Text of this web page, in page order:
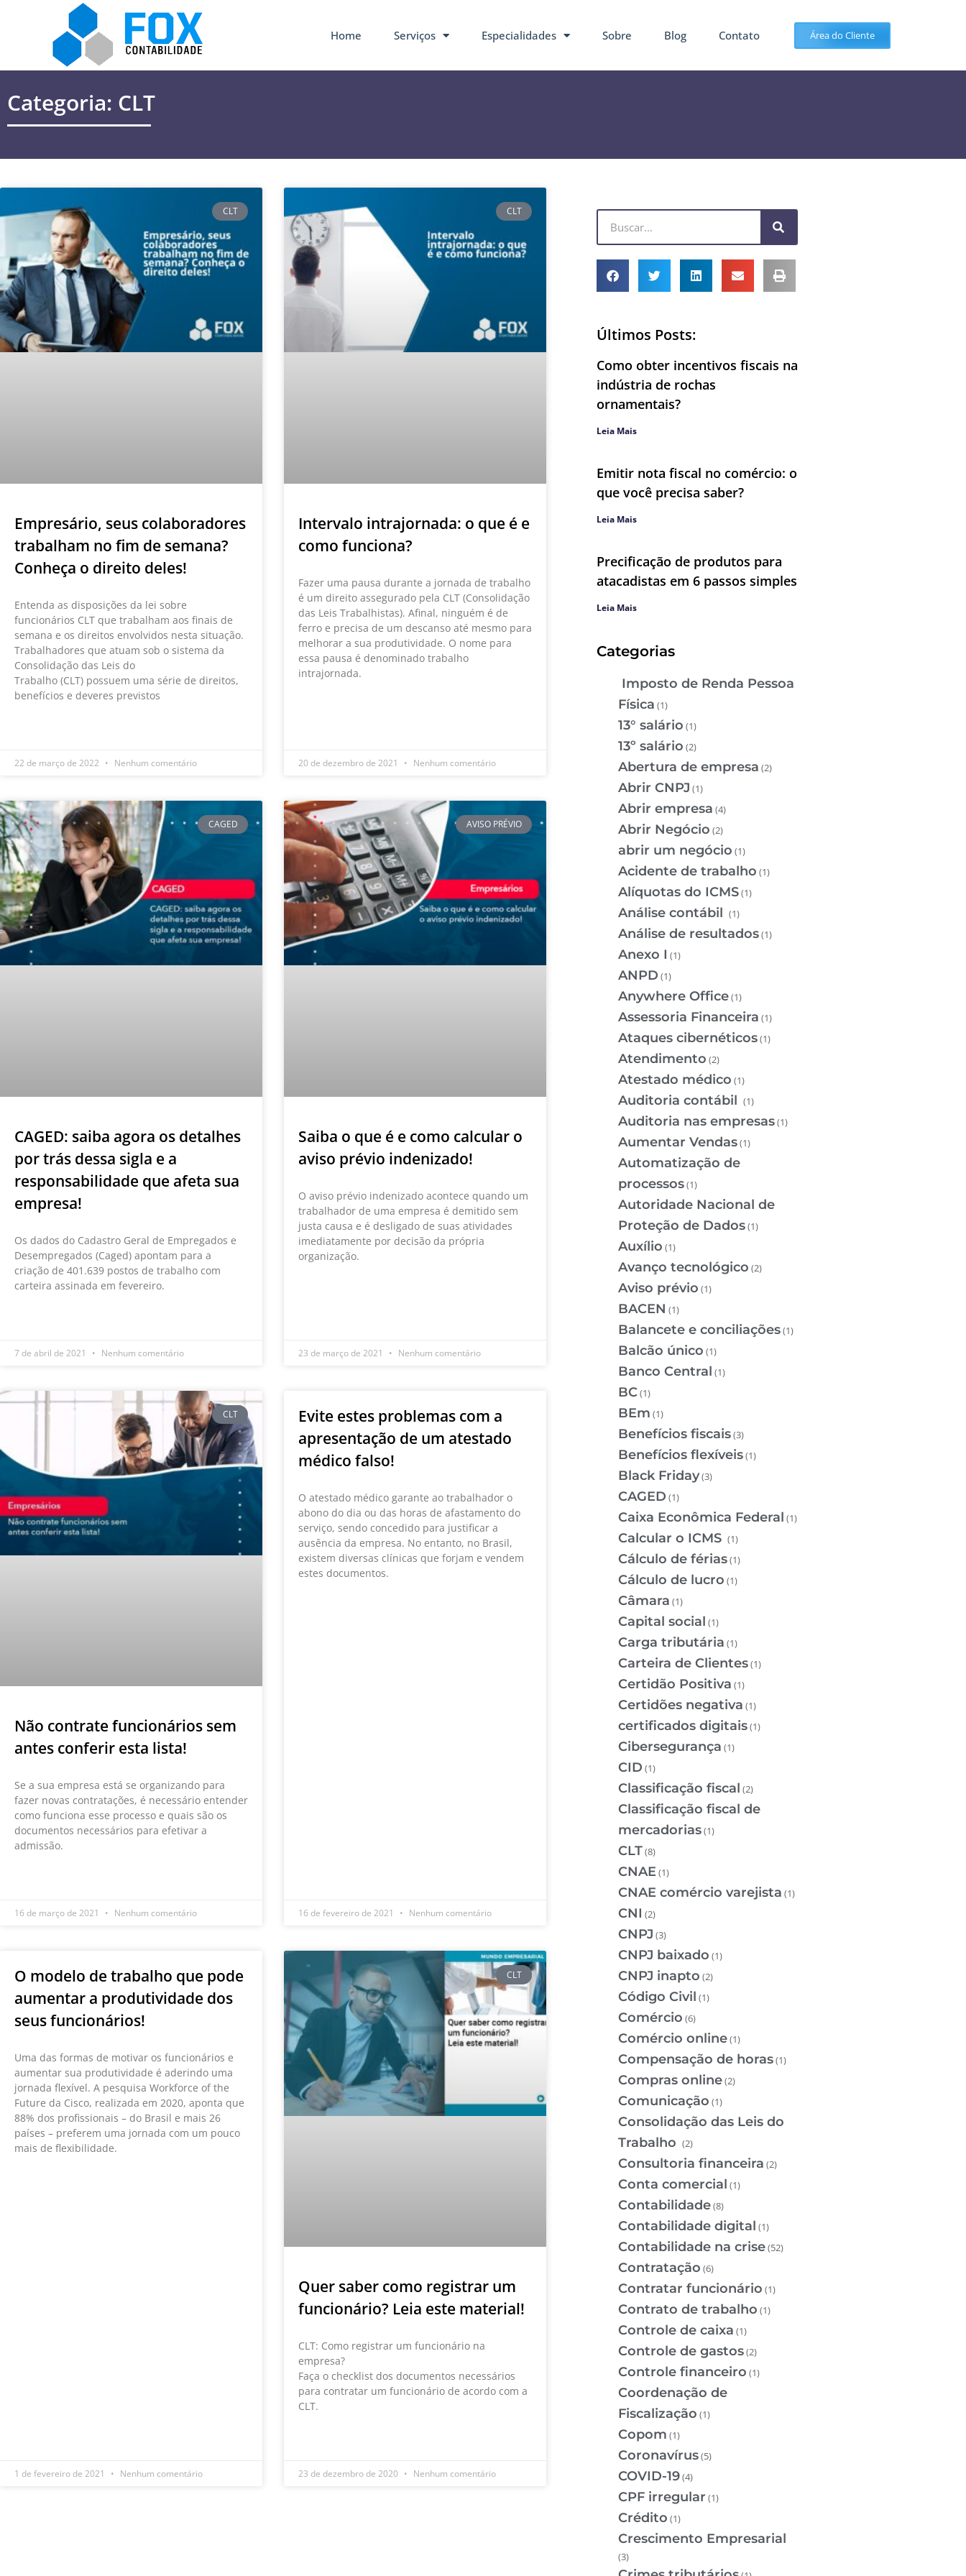
Home Serviços Especialidades Sobre Blog Contato Área do Cliente
Categoria: CLT
CLT
Empresário, seus colaboradores
trabalham no fim de semana?
Conheça o direito deles!
Entenda as disposições da lei sobre
funcionários CLT que trabalham aos finais de
semana e os direitos envolvidos nesta situação.
Trabalhadores que atuam sob o sistema da
Consolidação das Leis do
Trabalho (CLT) possuem uma série de direitos,
benefícios e deveres previstos
22 de março de 2022 Nenhum comentário
CLT
Intervalo intrajornada: o que é e
como funciona?
Fazer uma pausa durante a jornada de trabalho
é um direito assegurado pela CLT (Consolidação
das Leis Trabalhistas). Afinal, ninguém é de
ferro e precisa de um descanso até mesmo para
melhorar a sua produtividade. O nome para
essa pausa é denominado trabalho
intrajornada.
20 de dezembro de 2021 Nenhum comentário
CAGED
CAGED: saiba agora os detalhes
por trás dessa sigla e a
responsabilidade que afeta sua
empresa!
Os dados do Cadastro Geral de Empregados e
Desempregados (Caged) apontam para a
criação de 401.639 postos de trabalho com
carteira assinada em fevereiro.
7 de abril de 2021 Nenhum comentário
AVISO PRÉVIO
Saiba o que é e como calcular o
aviso prévio indenizado!
O aviso prévio indenizado acontece quando um
trabalhador de uma empresa é demitido sem
justa causa e é desligado de suas atividades
imediatamente por decisão da própria
organização.
23 de março de 2021 Nenhum comentário
CLT
Não contrate funcionários sem
antes conferir esta lista!
Se a sua empresa está se organizando para
fazer novas contratações, é necessário entender
como funciona esse processo e quais são os
documentos necessários para efetivar a
admissão.
16 de março de 2021 Nenhum comentário
Evite estes problemas com a
apresentação de um atestado
médico falso!
O atestado médico garante ao trabalhador o
abono do dia ou das horas de afastamento do
serviço, sendo concedido para justificar a
ausência da empresa. No entanto, no Brasil,
existem diversas clínicas que forjam e vendem
estes documentos.
16 de fevereiro de 2021 Nenhum comentário
O modelo de trabalho que pode
aumentar a produtividade dos
seus funcionários!
Uma das formas de motivar os funcionários e
aumentar sua produtividade é aderindo uma
jornada flexível. A pesquisa Workforce of the
Future da Cisco, realizada em 2020, aponta que
88% dos profissionais – do Brasil e mais 26
países – preferem uma jornada com um pouco
mais de flexibilidade.
1 de fevereiro de 2021 Nenhum comentário
CLT
Quer saber como registrar um
funcionário? Leia este material!
CLT: Como registrar um funcionário na
empresa?
Faça o checklist dos documentos necessários
para contratar um funcionário de acordo com a
CLT.
23 de dezembro de 2020 Nenhum comentário
Últimos Posts:
Como obter incentivos fiscais na
indústria de rochas
ornamentais?
Leia Mais
Emitir nota fiscal no comércio: o
que você precisa saber?
Leia Mais
Precificação de produtos para
atacadistas em 6 passos simples
Leia Mais
Categorias
Imposto de Renda Pessoa
Física (1)
13° salário (1)
13º salário (2)
Abertura de empresa (2)
Abrir CNPJ (1)
Abrir empresa (4)
Abrir Negócio (2)
abrir um negócio (1)
Acidente de trabalho (1)
Alíquotas do ICMS(1)
Análise contábil (1)
Análise de resultados(1)
Anexo I (1)
ANPD (1)
Anywhere Office(1)
Assessoria Financeira (1)
Ataques cibernéticos(1)
Atendimento (2)
Atestado médico (1)
Auditoria contábil (1)
Auditoria nas empresas(1)
Aumentar Vendas(1)
Automatização de
processos(1)
Autoridade Nacional de
Proteção de Dados(1)
Auxílio (1)
Avanço tecnológico (2)
Aviso prévio (1)
BACEN (1)
Balancete e conciliações(1)
Balcão único (1)
Banco Central (1)
BC(1)
BEm (1)
Benefícios fiscais(3)
Benefícios flexíveis(1)
Black Friday(3)
CAGED (1)
Caixa Econômica Federal (1)
Calcular o ICMS (1)
Cálculo de férias(1)
Cálculo de lucro (1)
Câmara (1)
Capital social (1)
Carga tributária (1)
Carteira de Clientes(1)
Certidão Positiva (1)
Certidões negativa (1)
certificados digitais(1)
Cibersegurança (1)
CID (1)
Classificação fiscal (2)
Classificação fiscal de
mercadorias(1)
CLT(8)
CNAE(1)
CNAE comércio varejista (1)
CNI (2)
CNPJ (3)
CNPJ baixado (1)
CNPJ inapto (2)
Código Civil (1)
Comércio (6)
Comércio online(1)
Compensação de horas(1)
Compras online(2)
Comunicação (1)
Consolidação das Leis do
Trabalho (2)
Consultoria financeira (2)
Conta comercial (1)
Contabilidade(8)
Contabilidade digital (1)
Contabilidade na crise(52)
Contratação (6)
Contratar funcionário (1)
Contrato de trabalho (1)
Controle de caixa (1)
Controle de gastos(2)
Controle financeiro (1)
Coordenação de
Fiscalização (1)
Copom (1)
Coronavírus(5)
COVID-19(4)
CPF irregular (1)
Crédito (1)
Crescimento Empresarial
(3)